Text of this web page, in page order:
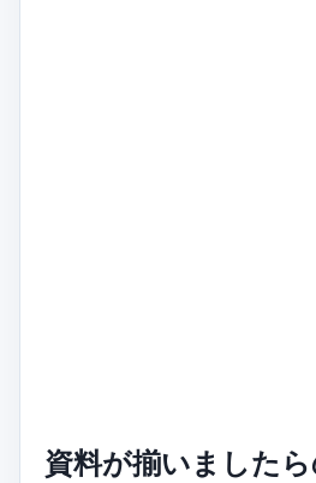
資料が揃いました